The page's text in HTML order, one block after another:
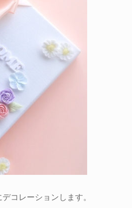
コレーションします。